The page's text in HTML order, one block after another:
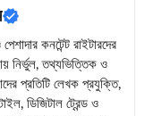
কনটেন্ট রাইটারদের
নির্ভুল, তথ্যভিত্তিক ও
প্রতিটি লেখক প্রযুক্তি,
ডিজিটাল ট্রেন্ড ও